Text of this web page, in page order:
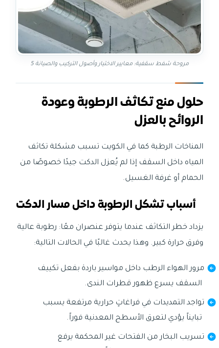
مروحة شفط سقفية: معايير الاختيار وأصول التركيب والصيانة 5
حلول منع تكاثف الرطوبة وعودة
الروائح بالعزل
المناخات الرطبة كما في الكويت تسبب مشكلة تكاثف
المياه داخل السقف إذا لم يُعزل الدكت جيدًا خصوصًا من
الحمام أو غرفة الغسيل.
أسباب تشكل الرطوبة داخل مسار الدكت
يزداد خطر التكاثف عندما يتوفر عنصران معًا: رطوبة عالية
وفرق حرارة كبير. وهذا يحدث غالبًا في الحالات التالية:
مرور الهواء الرطب داخل مواسير باردة بفعل تكييف
السقف يسرع ظهور قطرات الندى.
تواجد التمديدات في فراغاتٍ حرارية مرتفعة يسبب
تبايناً يؤدي لتعرق الأسطح المعدنية فوراً.
تسريب البخار من الفتحات غير المحكمة يرفع